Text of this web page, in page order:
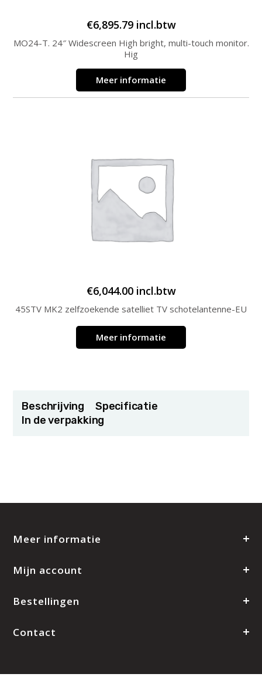
€6,895.79 incl.btw
MO24-T. 24″ Widescreen High bright, multi-touch monitor.
Hig
Meer informatie
€6,044.00 incl.btw
45STV MK2 zelfzoekende satelliet TV schotelantenne-EU
Meer informatie
Beschrijving
Specificatie
In de verpakking
Meer informatie
Mijn account
Bestellingen
Contact